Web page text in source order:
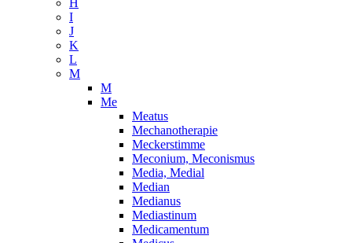
H
I
J
K
L
M
M
Me
Meatus
Mechanotherapie
Meckerstimme
Meconium, Meconismus
Media, Medial
Median
Medianus
Mediastinum
Medicamentum